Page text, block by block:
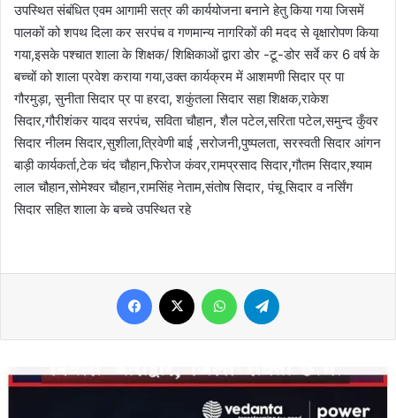
उपस्थित संबंधित एवम आगामी सत्र की कार्ययोजना बनाने हेतु किया गया जिसमें
पालकों को शपथ दिला कर सरपंच व गणमान्य नागरिकों की मदद से वृक्षारोपण किया
गया,इसके पश्चात शाला के शिक्षक/ शिक्षिकाओं द्वारा डोर -टू-डोर सर्वे कर 6 वर्ष के
बच्चों को शाला प्रवेश कराया गया,उक्त कार्यक्रम में आशमणी सिदार प्र पा
गौरमुड़ा, सुनीता सिदार प्र पा हरदा, शकुंतला सिदार सहा शिक्षक,राकेश
सिदार,गौरीशंकर यादव सरपंच, सविता चौहान, शैल पटेल,सरिता पटेल,समुन्द कुँवर
सिदार नीलम सिदार,सुशीला,त्रिवेणी बाई ,सरोजनी,पुष्पलता, सरस्वती सिदार आंगन
बाड़ी कार्यकर्ता,टेक चंद चौहान,फिरोज कंवर,रामप्रसाद सिदार,गौतम सिदार,श्याम
लाल चौहान,सोमेश्वर चौहान,रामसिंह नेताम,संतोष सिदार, पंचू सिदार व नर्सिंग
सिदार सहित शाला के बच्चे उपस्थित रहे
Facebook WhatsApp